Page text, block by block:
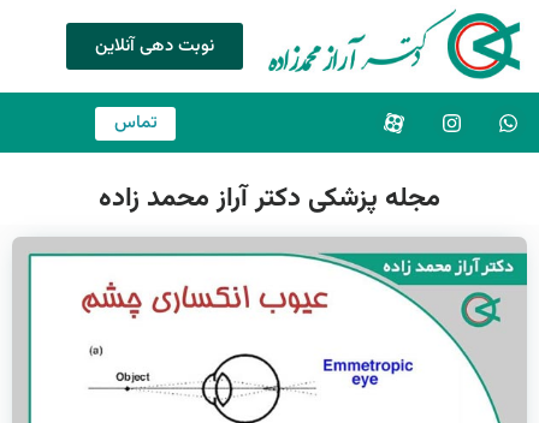
نوبت دهی آنلاین
تماس
مجله پزشکی دکتر آراز محمد زاده